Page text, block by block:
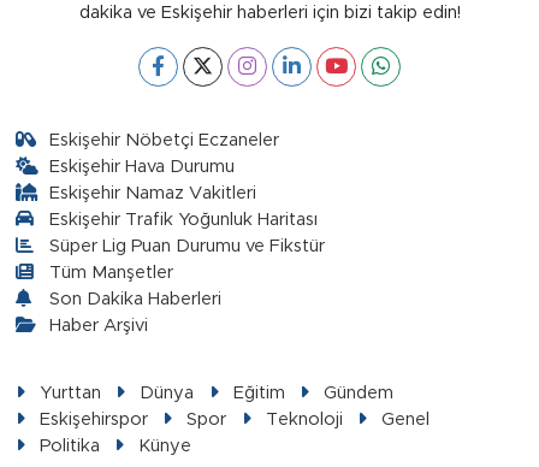
dakika ve Eskişehir haberleri için bizi takip edin!
Eskişehir Nöbetçi Eczaneler
Eskişehir Hava Durumu
Eskişehir Namaz Vakitleri
Eskişehir Trafik Yoğunluk Haritası
Süper Lig Puan Durumu ve Fikstür
Tüm Manşetler
Son Dakika Haberleri
Haber Arşivi
Yurttan Dünya Eğitim
Gündem
Eskişehirspor
Spor Teknoloji
Genel
Politika
Künye